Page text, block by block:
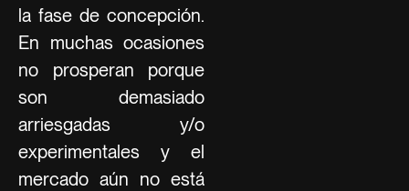
la fase de concepción.
En muchas ocasiones
no prosperan porque
son demasiado
arriesgadas y/o
experimentales y el
mercado aún no está